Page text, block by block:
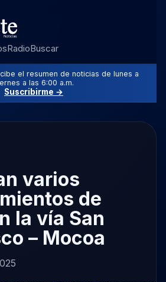
RadioBuscar
el resumen de noticias de lunes a
a las 6:00 a.m.
Suscribirme →
varios
de
la vía San
– Mocoa